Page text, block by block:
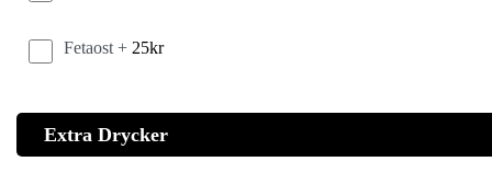
Fetaost + 25kr
Extra Drycker